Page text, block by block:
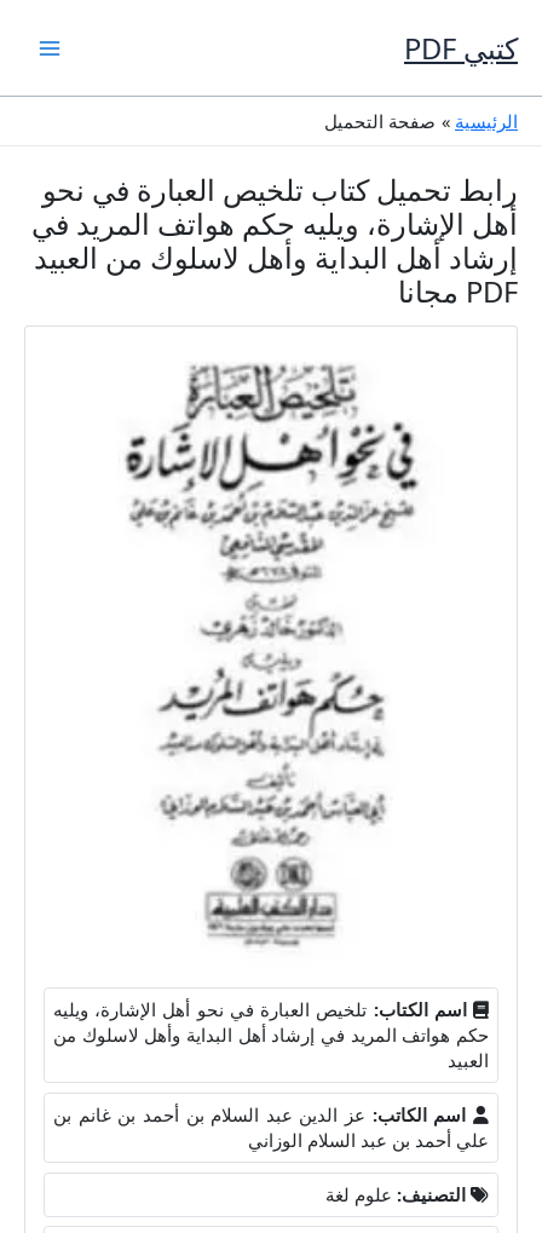
إلى
المحتوى
كتبي PDF
الرئيسية صفحة التحميل
رابط تحميل كتاب تلخيص العبارة في نحو
أهل الإشارة، ويليه حكم هواتف المريد في
إرشاد أهل البداية وأهل لاسلوك من العبيد
PDF مجانا
اسم الكتاب: تلخيص العبارة في نحو أهل الإشارة، ويليه
حكم هواتف المريد في إرشاد أهل البداية وأهل لاسلوك من
العبيد
اسم الكاتب: عز الدين عبد السلام بن أحمد بن غانم بن
علي أحمد بن عبد السلام الوزاني
التصنيف: علوم لغة